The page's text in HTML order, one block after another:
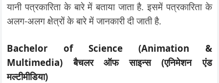
यानी पत्रकारिता के बारे में बताया जाता है. इसमें पत्रकारिता के
अलग-अलग क्षेत्रों के बारे में जानकारी दी जाती है.
Bachelor of Science (Animation &
Multimedia) बैचलर ऑफ साइन्स (एनिमेशन एंड
मल्टीमीडिया)